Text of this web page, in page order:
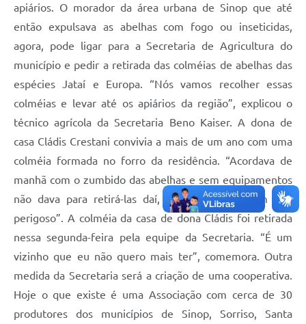
apiários. O morador da área urbana de Sinop que até
então expulsava as abelhas com fogo ou inseticidas,
agora, pode ligar para a Secretaria de Agricultura do
município e pedir a retirada das colméias de abelhas das
espécies Jataí e Europa. “Nós vamos recolher essas
colméias e levar até os apiários da região”, explicou o
técnico agrícola da Secretaria Beno Kaiser. A dona de
casa Cládis Crestani convivia a mais de um ano com uma
colméia formada no forro da residência. “Acordava de
manhã com o zumbido das abelhas e sem equipamentos
não dava para retirá-las daí, porque elas atacam e é
perigoso”. A colméia da casa de dona Cládis foi retirada
nessa segunda-feira pela equipe da Secretaria. “É um
vizinho que eu não quero mais ter”, comemora. Outra
medida da Secretaria será a criação de uma cooperativa.
Hoje o que existe é uma Associação com cerca de 30
produtores dos municípios de Sinop, Sorriso, Santa